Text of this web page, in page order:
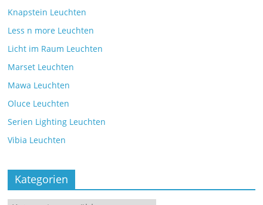
Knapstein Leuchten
Less n more Leuchten
Licht im Raum Leuchten
Marset Leuchten
Mawa Leuchten
Oluce Leuchten
Serien Lighting Leuchten
Vibia Leuchten
Kategorien